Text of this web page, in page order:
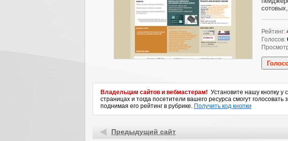
Рейтинг:
Голосов:
Владельцам сайтов и вебмастерам! Установите нашу кнопку у
страницах и тогда посетители вашего ресурса смогут голосовать
поднимая его рейтинг в рубрике. Получить код кнопки
Предыдущий сайт